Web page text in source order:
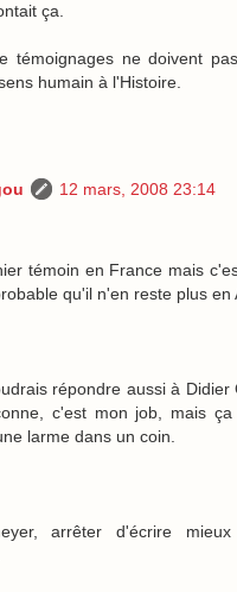
ça.
témoignages ne doivent
humain à l'Histoire.
12 mars, 2008 23:14
témoin en France mais
qu'il n'en reste plus en
répondre aussi à Didier
c'est mon job, mais
larme dans un coin.
arrêter d'écrire